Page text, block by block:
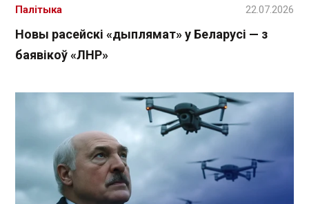
Новы расейскі «дыплямат» у Беларусі — з
баявікоў «ЛНР»
Палітыка 22.07.2026